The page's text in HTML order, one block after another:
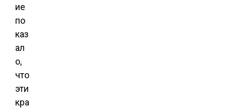
ие
по
каз
ал
о,
что
эти
кра